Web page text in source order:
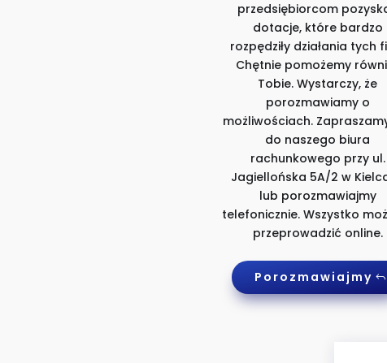
przedsiębiorcom
dotacje, które bardzo
rozpędziły działania tych
Chętnie pomożemy
Tobie. Wystarczy, że
porozmawiamy o
możliwościach.
do naszego biura
rachunkowego przy ul.
Jagiellońska 5A/2 w
lub porozmawiajmy
telefonicznie. Wszystko
przeprowadzić online.
Porozmawiajmy